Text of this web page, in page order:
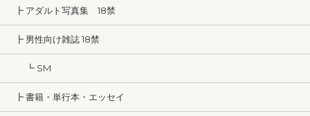
┣ アダルト写真集 18禁
┣ 男性向け雑誌 18禁
┗ SM
┣ 書籍・単行本・エッセイ